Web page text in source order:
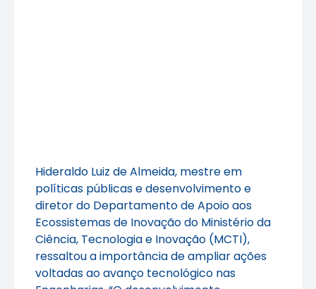
Hideraldo Luiz de Almeida, mestre em
políticas públicas e desenvolvimento e
diretor do Departamento de Apoio aos
Ecossistemas de Inovação do Ministério da
Ciência, Tecnologia e Inovação (MCTI),
ressaltou a importância de ampliar ações
voltadas ao avanço tecnológico nas